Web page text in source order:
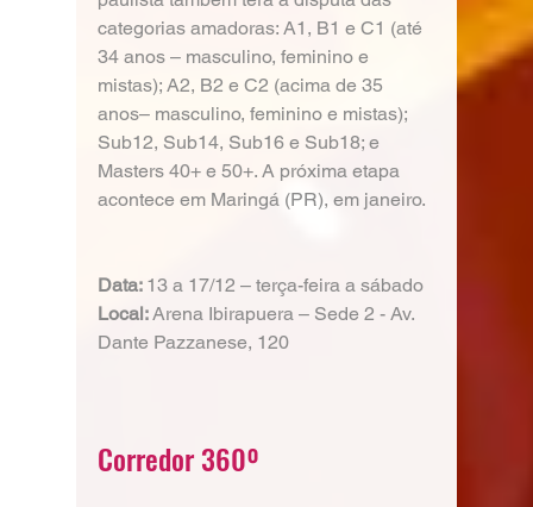
categorias amadoras: A1, B1 e C1 (até
34 anos – masculino, feminino e
mistas); A2, B2 e C2 (acima de 35
anos– masculino, feminino e mistas);
Sub12, Sub14, Sub16 e Sub18; e
Masters 40+ e 50+. A próxima etapa
acontece em Maringá (PR), em janeiro.
Data: 13 a 17/12 – terça-feira a sábado
Local: Arena Ibirapuera – Sede 2 - Av.
Dante Pazzanese, 120
Corredor 360º